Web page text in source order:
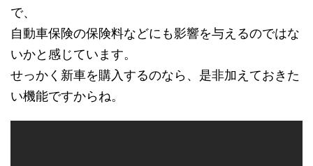
で、
自動車保険の保険料などにも影響を与えるのではな
いかと感じています。
せっかく新車を購入するのなら、是非加えておきた
い機能ですからね。